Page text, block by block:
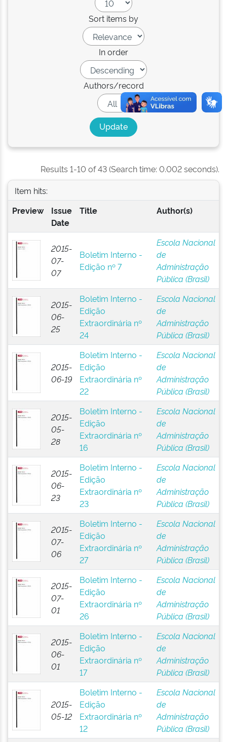
Sort items by
In order
Authors/record
Results 1-10 of 43 (Search time: 0.002 seconds).
Item hits:
Preview
Issue
Date
Title Author(s)
2015-
07-
07
Boletim Interno -
Edição nº 7
Escola Nacional
de
Administração
Pública (Brasil)
2015-
06-
25
Boletim Interno -
Edição
Extraordinária nº
24
Escola Nacional
de
Administração
Pública (Brasil)
2015-
06-19
Boletim Interno -
Edição
Extraordinária nº
22
Escola Nacional
de
Administração
Pública (Brasil)
2015-
05-
28
Boletim Interno -
Edição
Extraordinária nº
16
Escola Nacional
de
Administração
Pública (Brasil)
2015-
06-
23
Boletim Interno -
Edição
Extraordinária nº
23
Escola Nacional
de
Administração
Pública (Brasil)
2015-
07-
06
Boletim Interno -
Edição
Extraordinária nº
27
Escola Nacional
de
Administração
Pública (Brasil)
2015-
07-
01
Boletim Interno -
Edição
Extraordinária nº
26
Escola Nacional
de
Administração
Pública (Brasil)
2015-
06-
01
Boletim Interno -
Edição
Extraordinária nº
17
Escola Nacional
de
Administração
Pública (Brasil)
2015-
05-12
Boletim Interno -
Edição
Extraordinária nº
12
Escola Nacional
de
Administração
Pública (Brasil)